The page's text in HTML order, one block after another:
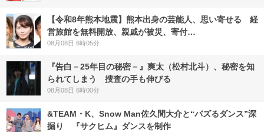
【令和8年熊本地震】熊本出身の芸能人、思い寄せる 経
営旅館を無料開放、親戚が被災、寄付…
08月08日 6時05分
『告白－25年目の秘密－』爽太（松村北斗）、秘密を知
られてしまう 捜査の手も伸びる
08月08日 6時00分
&TEAM・K、Snow Man佐久間大介と“バズるダンス”深
掘り 『サクヒム』ダンスを制作